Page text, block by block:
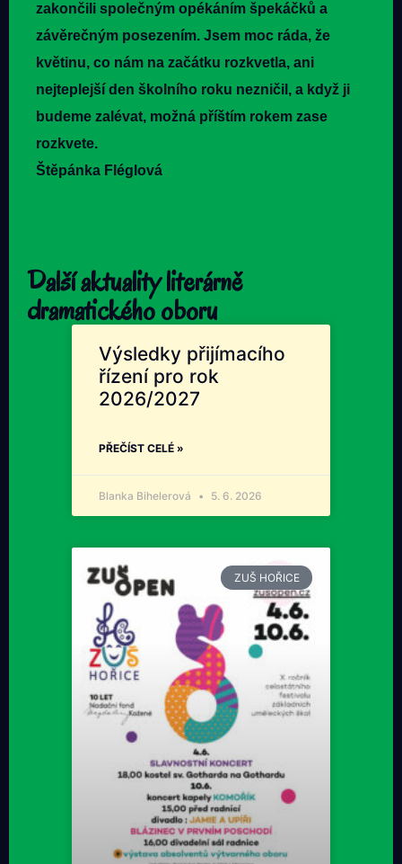
zakončili společným opékáním špekáčků a
závěrečným posezením. Jsem moc ráda, že
květinu, co nám na začátku rozkvetla, ani
nejteplejší den školního roku nezničil, a když ji
budeme zalévat, možná příštím rokem zase
rozkvete.
Štěpánka Fléglová
Další aktuality literárně
dramatického oboru
Výsledky přijímacího
řízení pro rok
2026/2027
PŘEČÍST CELÉ »
Blanka Bihelerová 5. 6. 2026
ZUŠ HOŘICE